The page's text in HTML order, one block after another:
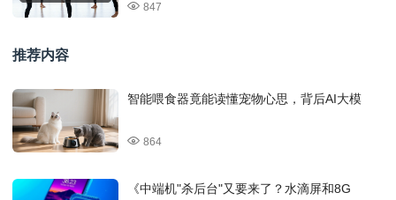
847
推荐内容
智能喂食器竟能读懂宠物心思，背后AI大模
864
《中端机"杀后台"又要来了？水滴屏和8G